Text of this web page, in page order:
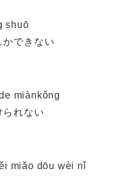
shuō
できない
miànkǒng
られない
miǎo dōu wèi nǐ